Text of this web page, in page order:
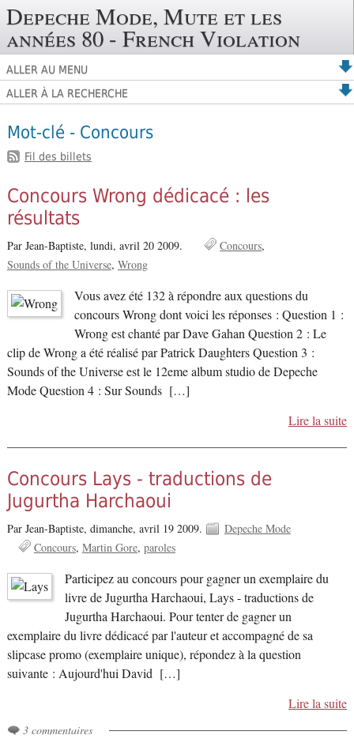
Depeche Mode, Mute et les
années 80 - French Violation
ALLER AU MENU
ALLER À LA RECHERCHE
Mot-clé - Concours
Fil des billets
Concours Wrong dédicacé : les
résultats
Par Jean-Baptiste, lundi, avril 20 2009.
Concours
Sounds of the Universe Wrong
Vous avez été 132 à répondre aux questions du
concours Wrong dont voici les réponses : Question 1 :
Wrong est chanté par Dave Gahan Question 2 : Le
clip de Wrong a été réalisé par Patrick Daughters Question 3 :
Sounds of the Universe est le 12eme album studio de Depeche
Mode Question 4 : Sur Sounds […]
Lire la suite
Concours Lays - traductions de
Jugurtha Harchaoui
Par Jean-Baptiste, dimanche, avril 19 2009.
Depeche Mode
Concours Martin Gore paroles
Participez au concours pour gagner un exemplaire du
livre de Jugurtha Harchaoui, Lays - traductions de
Jugurtha Harchaoui. Pour tenter de gagner un
exemplaire du livre dédicacé par l'auteur et accompagné de sa
slipcase promo (exemplaire unique), répondez à la question
suivante : Aujourd'hui David […]
Lire la suite
3 commentaires